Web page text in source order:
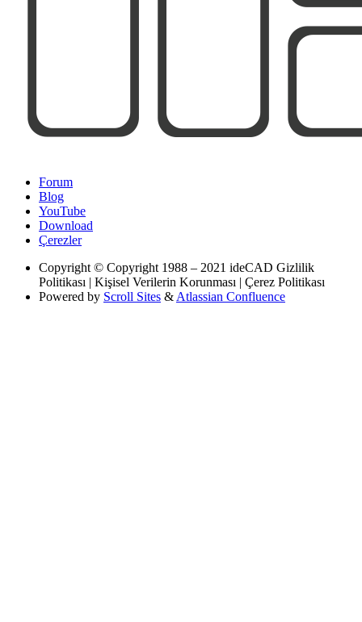
Forum
Blog
YouTube
Download
Çerezler
Copyright © Copyright 1988 – 2021 ideCAD Gizlilik
Politikası | Kişisel Verilerin Korunması | Çerez Politikası
Powered by Scroll Sites & Atlassian Confluence